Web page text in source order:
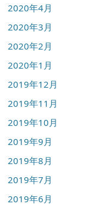
2020年4月
2020年3月
2020年2月
2020年1月
2019年12月
2019年11月
2019年10月
2019年9月
2019年8月
2019年7月
2019年6月